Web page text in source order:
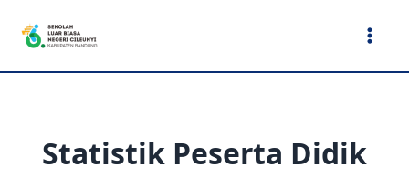
Statistik Peserta Didik